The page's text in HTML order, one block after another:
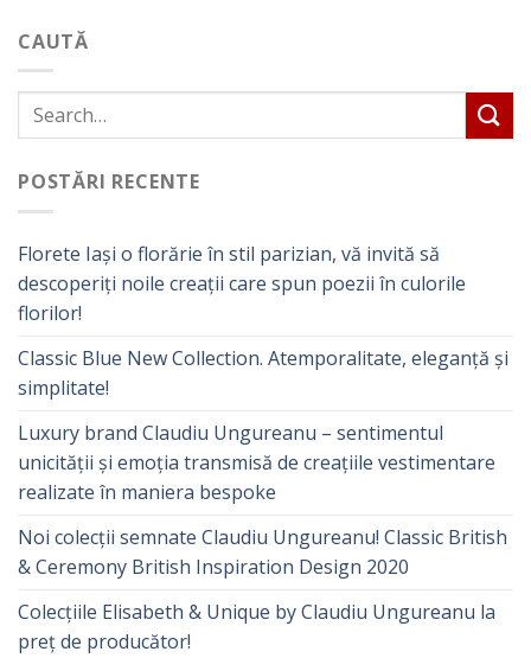
CAUTĂ
POSTĂRI RECENTE
Florete Iași o florărie în stil parizian, vă invită să
descoperiți noile creații care spun poezii în culorile
florilor!
Classic Blue New Collection. Atemporalitate, eleganță și
simplitate!
Luxury brand Claudiu Ungureanu – sentimentul
unicității și emoția transmisă de creațiile vestimentare
realizate în maniera bespoke
Noi colecții semnate Claudiu Ungureanu! Classic British
& Ceremony British Inspiration Design 2020
Colecțiile Elisabeth & Unique by Claudiu Ungureanu la
preț de producător!